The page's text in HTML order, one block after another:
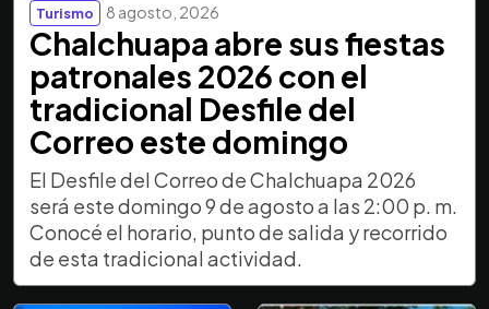
Turismo 8 agosto, 2026
Chalchuapa abre sus fiestas
patronales 2026 con el
tradicional Desfile del
Correo este domingo
El Desfile del Correo de Chalchuapa 2026
será este domingo 9 de agosto a las 2:00 p. m.
Conocé el horario, punto de salida y recorrido
de esta tradicional actividad.